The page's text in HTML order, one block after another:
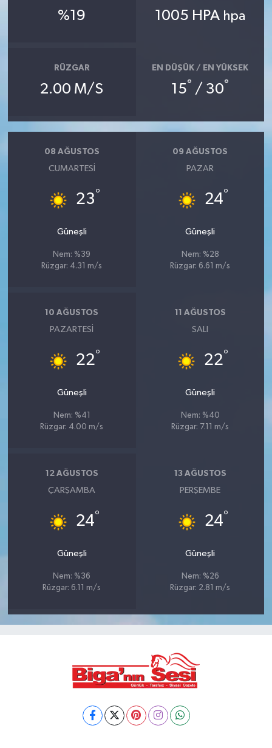
%19 1005 HPA hpa
RÜZGAR
2.00 M/S
EN DÜŞÜK / EN YÜKSEK
15° / 30°
08 AĞUSTOS
CUMARTESI
23°
Güneşli
Nem: %39
Rüzgar: 4.31 m/s
09 AĞUSTOS
PAZAR
24°
Güneşli
Nem: %28
Rüzgar: 6.61 m/s
10 AĞUSTOS
PAZARTESI
22°
Güneşli
Nem: %41
Rüzgar: 4.00 m/s
11 AĞUSTOS
SALI
22°
Güneşli
Nem: %40
Rüzgar: 7.11 m/s
12 AĞUSTOS
ÇARŞAMBA
24°
Güneşli
Nem: %36
Rüzgar: 6.11 m/s
13 AĞUSTOS
PERŞEMBE
24°
Güneşli
Nem: %26
Rüzgar: 2.81 m/s
Tarım ve Ekonomi
Ulusal